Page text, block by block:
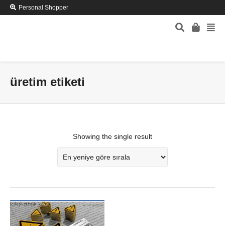
Personal Shopper
üretim etiketi
Showing the single result